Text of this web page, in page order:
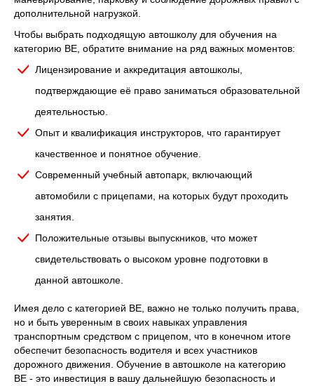
дополнительной нагрузкой.
Чтобы выбрать подходящую автошколу для обучения на
категорию ВЕ, обратите внимание на ряд важных моментов:
Лицензирование и аккредитация автошколы,
подтверждающие её право заниматься образовательной
деятельностью.
Опыт и квалификация инструкторов, что гарантирует
качественное и понятное обучение.
Современный учебный автопарк, включающий
автомобили с прицепами, на которых будут проходить
занятия.
Положительные отзывы выпускников, что может
свидетельствовать о высоком уровне подготовки в
данной автошколе.
Имея дело с категорией ВЕ, важно не только получить права,
но и быть уверенным в своих навыках управления
транспортным средством с прицепом, что в конечном итоге
обеспечит безопасность водителя и всех участников
дорожного движения. Обучение в автошколе на категорию
ВЕ - это инвестиция в вашу дальнейшую безопасность и